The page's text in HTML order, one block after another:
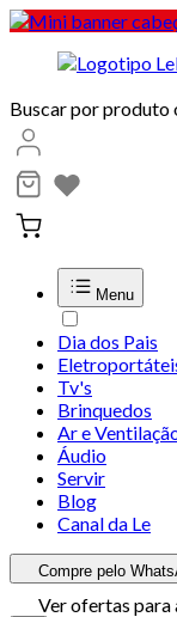
Buscar por produto
Menu
Dia dos Pais
Tv's
Brinquedos
Ar e
Áudio
Servir
Blog
Canal da Le
Compre pelo
Ver ofertas para